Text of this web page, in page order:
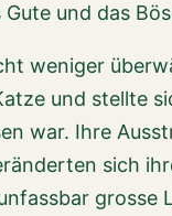
und das
weniger
und stellte
war. Ihre
sich